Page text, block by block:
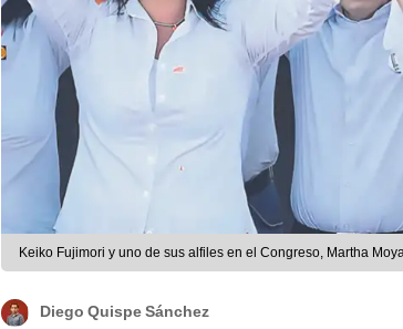
Keiko Fujimori y uno de sus alfiles en el Congreso, Martha